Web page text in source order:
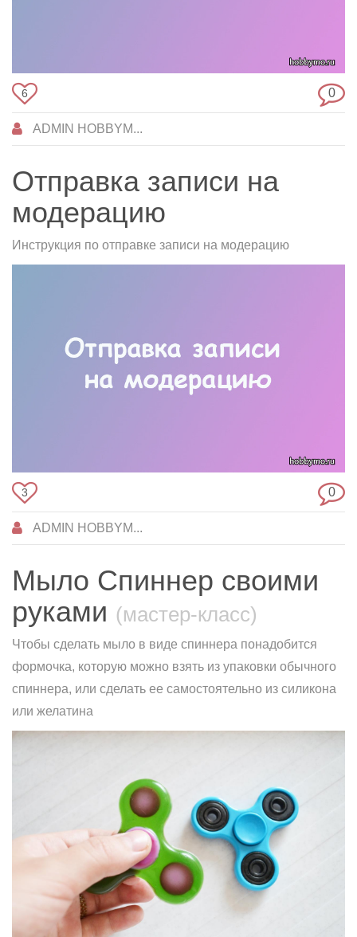
6 0
ADMIN HOBBYM...
Отправка записи на
модерацию
Инструкция по отправке записи на модерацию
3 0
ADMIN HOBBYM...
Мыло Спиннер своими
руками (мастер-класс)
Чтобы сделать мыло в виде спиннера понадобится
формочка, которую можно взять из упаковки обычного
спиннера, или сделать ее самостоятельно из силикона
или желатина